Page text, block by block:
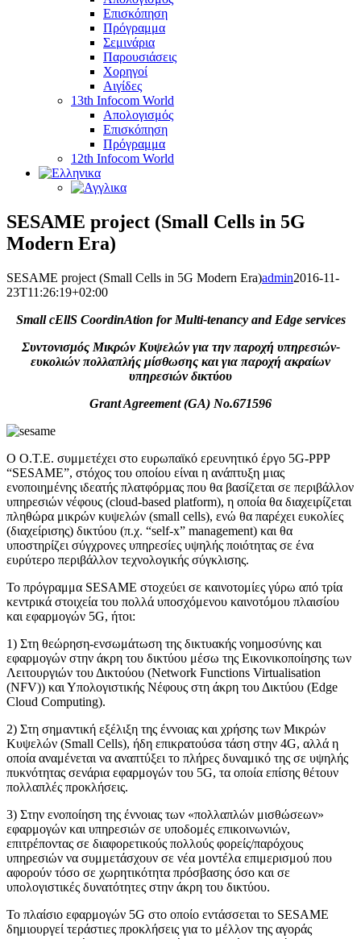
Επισκόπηση
Πρόγραμμα
Σεμινάρια
Παρουσιάσεις
Χορηγοί
Αιγίδες
13th Infocom World
Απολογισμός
Επισκόπηση
Πρόγραμμα
12th Infocom World
SESAME project (Small Cells in 5G
Modern Era)
SESAME project (Small Cells in 5G Modern Era)admin2016-11-
23T11:26:19+02:00
Small cEllS CoordinAtion for Multi-tenancy and Edge services
Συντονισμός Μικρών Κυψελών για την παροχή υπηρεσιών-
ευκολιών πολλαπλής μίσθωσης και για παροχή ακραίων
υπηρεσιών δικτύου
Grant Agreement (GA) No.671596
Ο Ο.Τ.Ε. συμμετέχει στο ευρωπαϊκό ερευνητικό έργο 5G-PPP
“SESAME”, στόχος του οποίου είναι η ανάπτυξη μιας
ενοποιημένης ιδεατής πλατφόρμας που θα βασίζεται σε περιβάλλον
υπηρεσιών νέφους (cloud-based platform), η οποία θα διαχειρίζεται
πληθώρα μικρών κυψελών (small cells), ενώ θα παρέχει ευκολίες
(διαχείρισης) δικτύου (π.χ. “self-x” management) και θα
υποστηρίζει σύγχρονες υπηρεσίες υψηλής ποιότητας σε ένα
ευρύτερο περιβάλλον τεχνολογικής σύγκλισης.
Το πρόγραμμα SESAME στοχεύει σε καινοτομίες γύρω από τρία
κεντρικά στοιχεία του πολλά υποσχόμενου καινοτόμου πλαισίου
και εφαρμογών 5G, ήτοι:
1) Στη θεώρηση-ενσωμάτωση της δικτυακής νοημοσύνης και
εφαρμογών στην άκρη του δικτύου μέσω της Εικονικοποίησης των
Λειτουργιών του Δικτούου (Network Functions Virtualisation
(NFV)) και Υπολογιστικής Νέφους στη άκρη του Δικτύου (Edge
Cloud Computing).
2) Στη σημαντική εξέλιξη της έννοιας και χρήσης των Μικρών
Κυψελών (Small Cells), ήδη επικρατούσα τάση στην 4G, αλλά η
οποία αναμένεται να αναπτύξει το πλήρες δυναμικό της σε υψηλής
πυκνότητας σενάρια εφαρμογών του 5G, τα οποία επίσης θέτουν
πολλαπλές προκλήσεις.
3) Στην ενοποίηση της έννοιας των «πολλαπλών μισθώσεων»
εφαρμογών και υπηρεσιών σε υποδομές επικοινωνιών,
επιτρέποντας σε διαφορετικούς πολλούς φορείς/παρόχους
υπηρεσιών να συμμετάσχουν σε νέα μοντέλα επιμερισμού που
αφορούν τόσο σε χωρητικότητα πρόσβασης όσο και σε
υπολογιστικές δυνατότητες στην άκρη του δικτύου.
Το πλαίσιο εφαρμογών 5G στο οποίο εντάσσεται το SESAME
δημιουργεί τεράστιες προκλήσεις για το μέλλον της αγοράς